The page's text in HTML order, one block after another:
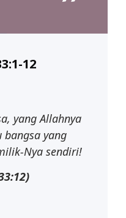
12
yang Allahnya
bangsa yang
Nya sendiri!